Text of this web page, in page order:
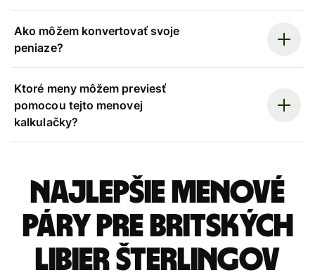
Ako môžem konvertovať svoje
peniaze?
Ktoré meny môžem previesť
pomocou tejto menovej
kalkulačky?
Najlepšie menové
páry pre Britských
libier šterlingov